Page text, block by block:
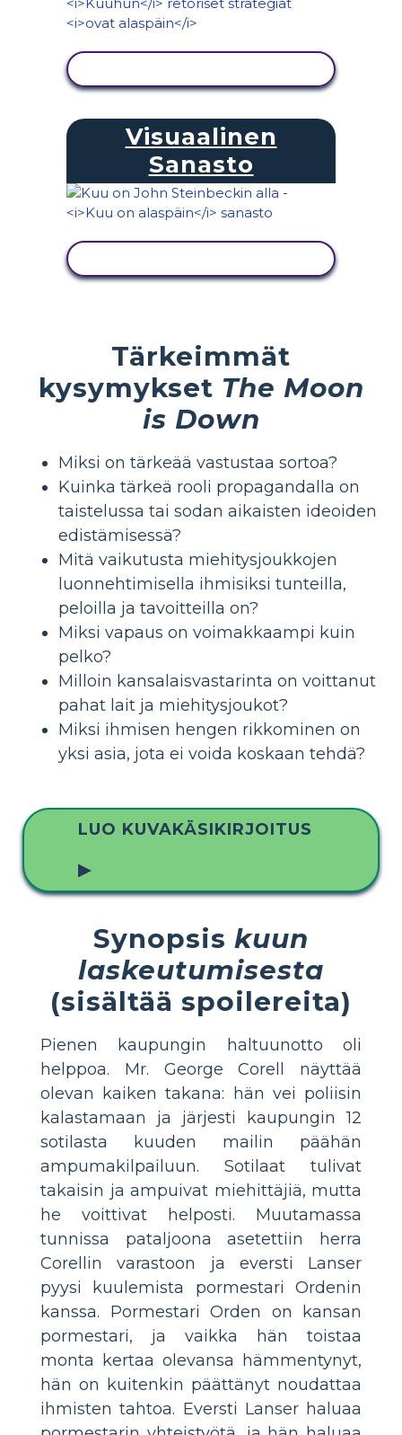
Visuaalinen
Sanasto
Tärkeimmät
kysymykset The Moon
is Down
Miksi on tärkeää vastustaa sortoa?
Kuinka tärkeä rooli propagandalla on
taistelussa tai sodan aikaisten ideoiden
edistämisessä?
Mitä vaikutusta miehitysjoukkojen
luonnehtimisella ihmisiksi tunteilla,
peloilla ja tavoitteilla on?
Miksi vapaus on voimakkaampi kuin
pelko?
Milloin kansalaisvastarinta on voittanut
pahat lait ja miehitysjoukot?
Miksi ihmisen hengen rikkominen on
yksi asia, jota ei voida koskaan tehdä?
LUO KUVAKÄSIKIRJOITUS
▶
Synopsis kuun
laskeutumisesta
(sisältää spoilereita)
Pienen kaupungin haltuunotto oli
helppoa. Mr. George Corell näyttää
olevan kaiken takana: hän vei poliisin
kalastamaan ja järjesti kaupungin 12
sotilasta kuuden mailin päähän
ampumakilpailuun. Sotilaat tulivat
takaisin ja ampuivat miehittäjiä, mutta
he voittivat helposti. Muutamassa
tunnissa pataljoona asetettiin herra
Corellin varastoon ja eversti Lanser
pyysi kuulemista pormestari Ordenin
kanssa. Pormestari Orden on kansan
pormestari, ja vaikka hän toistaa
monta kertaa olevansa hämmentynyt,
hän on kuitenkin päättänyt noudattaa
ihmisten tahtoa. Eversti Lanser haluaa